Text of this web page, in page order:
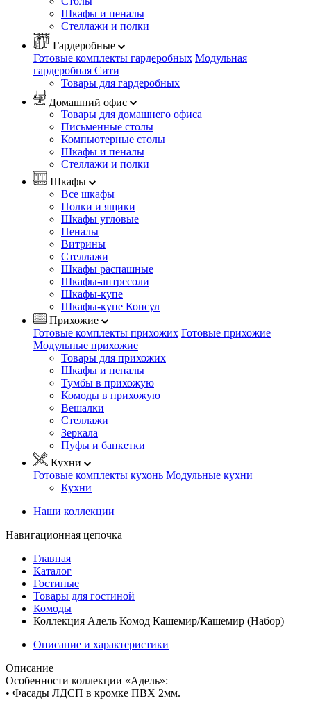
Шкафы и пеналы
Стеллажи и полки
Гардеробные
Готовые комплекты гардеробных Модульная
гардеробная Сити
Товары для гардеробных
Домашний офис
Товары для домашнего офиса
Письменные столы
Компьютерные столы
Шкафы и пеналы
Стеллажи и полки
Шкафы
Все шкафы
Полки и ящики
Шкафы угловые
Пеналы
Витрины
Стеллажи
Шкафы распашные
Шкафы-антресоли
Шкафы-купе
Шкафы-купе Консул
Прихожие
Готовые комплекты прихожих Готовые прихожие
Модульные прихожие
Товары для прихожих
Шкафы и пеналы
Тумбы в прихожую
Комоды в прихожую
Вешалки
Стеллажи
Зеркала
Пуфы и банкетки
Кухни
Готовые комплекты кухонь Модульные кухни
Кухни
Наши коллекции
Навигационная цепочка
Главная
Каталог
Гостиные
Товары для гостиной
Комоды
Коллекция Адель Комод Кашемир/Кашемир (Набор)
Описание и характеристики
Описание
Особенности коллекции «Адель»:
• Фасады ЛДСП в кромке ПВХ 2мм.